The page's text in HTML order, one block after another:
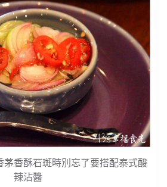
茅香酥石斑時別忘了要搭配泰式酸
辣沾醬